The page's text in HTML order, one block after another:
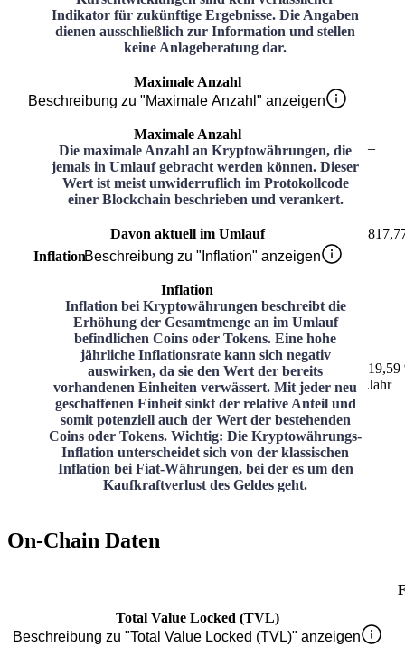
Indikator für zukünftige Ergebnisse. Die Angaben
dienen ausschließlich zur Information und stellen
keine Anlageberatung dar.
Maximale Anzahl
Beschreibung zu "Maximale Anzahl" anzeigen
Maximale Anzahl
Die maximale Anzahl an Kryptowährungen, die
jemals in Umlauf gebracht werden können. Dieser
Wert ist meist unwiderruflich im Protokollcode
einer Blockchain beschrieben und verankert.
–
Davon aktuell im Umlauf
InflationBeschreibung zu "Inflation" anzeigen
Inflation
Inflation bei Kryptowährungen beschreibt die
Erhöhung der Gesamtmenge an im Umlauf
befindlichen Coins oder Tokens. Eine hohe
jährliche Inflationsrate kann sich negativ
auswirken, da sie den Wert der bereits
vorhandenen Einheiten verwässert. Mit jeder neu
geschaffenen Einheit sinkt der relative Anteil und
somit potenziell auch der Wert der bestehenden
Coins oder Tokens. Wichtig: Die Kryptowährungs-
Inflation unterscheidet sich von der klassischen
Inflation bei Fiat-Währungen, bei der es um den
Kaufkraftverlust des Geldes geht.
19,59
Jahr
On-Chain Daten
Total Value Locked (TVL)
Beschreibung zu "Total Value Locked (TVL)" anzeigen